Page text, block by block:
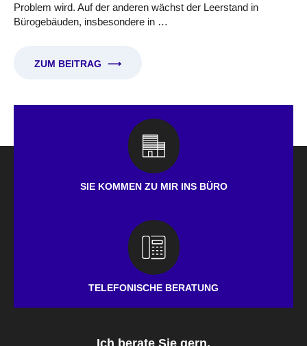
Problem wird. Auf der anderen wächst der Leerstand in
Bürogebäuden, insbesondere in …
ZUM BEITRAG ⟶
SIE KOMMEN ZU MIR INS BÜRO
TELEFONISCHE BERATUNG
Ich berate Sie gern.